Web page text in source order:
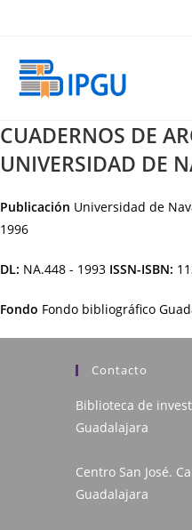
CUADERNOS DE
UNIVERSIDAD DE
Publicación Universidad de
1996
DL: NA.448 - 1993 ISSN-ISBN:
Fondo Fondo bibliográfico
Contacto
Biblioteca de
Guadalajara
Centro San José.
Guadalajara